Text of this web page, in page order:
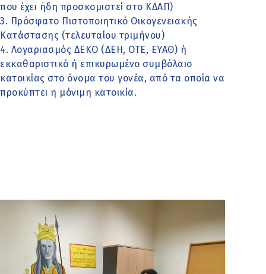
που έχει ήδη προσκομιστεί στο ΚΔΑΠ)
3. Πρόσφατο Πιστοποιητικό Οικογενειακής
Κατάστασης (τελευταίου τριμήνου)
4. Λογαριασμός ΔΕΚΟ (ΔΕΗ, ΟΤΕ, ΕΥΑΘ) ή
εκκαθαριστικό ή επικυρωμένο συμβόλαιο
κατοικίας στο όνομα του γονέα, από τα οποία να
προκύπτει η μόνιμη κατοικία.